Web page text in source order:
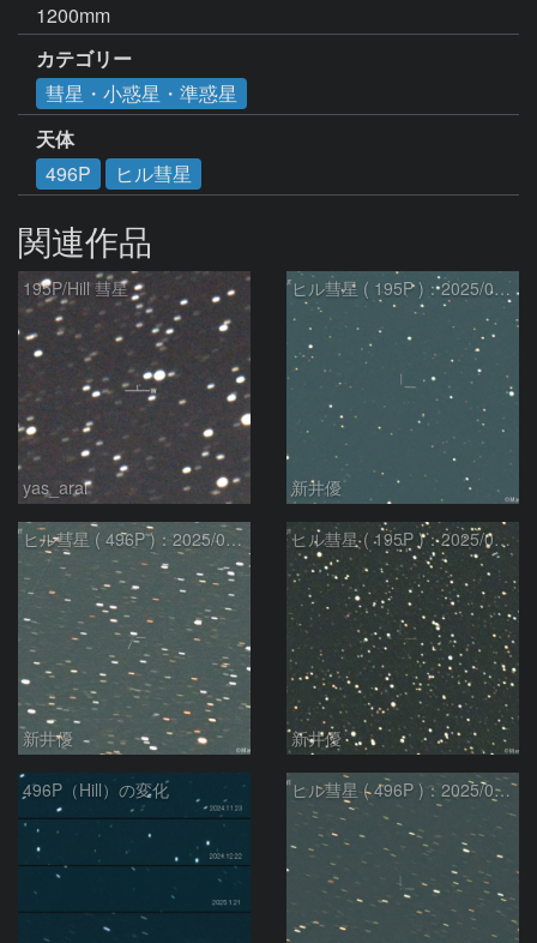
1200mm
カテゴリー
彗星・小惑星・準惑星
天体
496P
ヒル彗星
関連作品
195P/Hill 彗星
yas_arai
ヒル彗星 ( 195P )：2025/04/04
新井優
ヒル彗星 ( 496P )：2025/04/04
新井優
ヒル彗星 ( 195P )：2025/03/22
新井優
496P（Hill）の変化 ヒル彗星 ( 496P )：2025/02/17